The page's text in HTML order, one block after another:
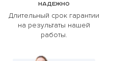
Надежно
Длительный срок гарантии
на результаты нашей
работы.